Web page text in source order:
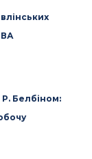
Р. Белбіном: